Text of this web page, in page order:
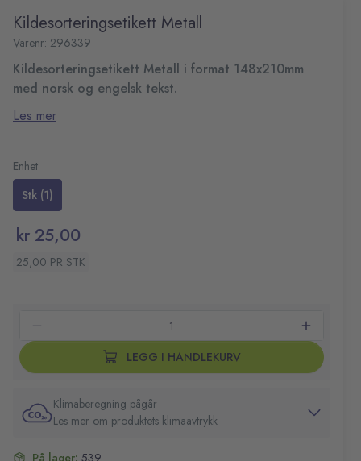
Kildesorteringsetikett Metall
Varenr: 296339
Kildesorteringsetikett Metall i format 148x210mm
med norsk og engelsk tekst.
Etikett i PVC materiale med screentrykk og permanent lim.
Kan brukes på innendørs og utendørs avfallsbeholdere.
Les mer
Enhet
Stk (1)
kr 25,00
25,00 PR STK
LEGG I HANDLEKURV
Klimaberegning pågår
Les mer om produktets klimaavtrykk